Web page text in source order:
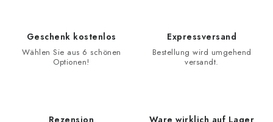
Geschenk kostenlos
Wählen Sie aus 6 schönen
Optionen!
Expressversand
Bestellung wird umgehend
versandt.
Rezension Ware wirklich auf Lager